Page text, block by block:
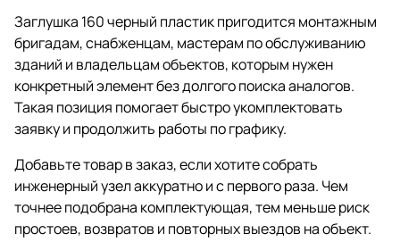
Заглушка 160 черный пластик пригодится монтажным
бригадам, снабженцам, мастерам по обслуживанию
зданий и владельцам объектов, которым нужен
конкретный элемент без долгого поиска аналогов.
Такая позиция помогает быстро укомплектовать
заявку и продолжить работы по графику.
Добавьте товар в заказ, если хотите собрать
инженерный узел аккуратно и с первого раза. Чем
точнее подобрана комплектующая, тем меньше риск
простоев, возвратов и повторных выездов на объект.